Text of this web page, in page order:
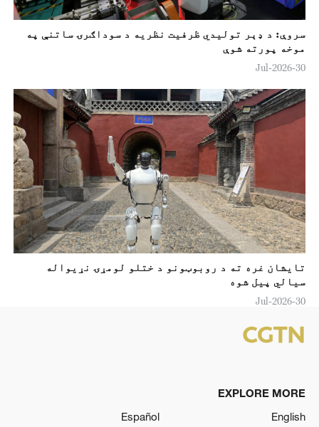
سروې: د ډېر توليدي ظرفيت نظريه د سوداګرۍ ساتنې په
موخه پورته شوې
30-Jul-2026
تایشان غره ته د روبوټونو د ختلو لومړۍ نړيواله
سیالي پیل شوه
30-Jul-2026
EXPLORE MORE
English
Español